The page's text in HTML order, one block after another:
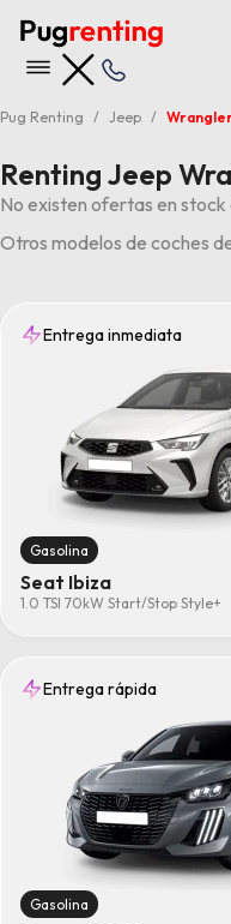
Pug Renting Jeep
Renting Jeep
No existen ofertas en
Otros modelos de coches
Entrega inmediata
Gasolina
Seat Ibiza
1.0 TSI 70kW Start/Stop Style+
Entrega rápida
Gasolina